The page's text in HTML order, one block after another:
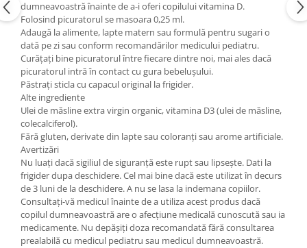
dumneavoastră înainte de a-i oferi copilului vitamina D.
Folosind picuratorul se masoara 0,25 ml.
Adaugă la alimente, lapte matern sau formulă pentru sugari o
dată pe zi sau conform recomandărilor medicului pediatru.
Curățați bine picuratorul între fiecare dintre noi, mai ales dacă
picuratorul intră în contact cu gura bebelușului.
Păstrați sticla cu capacul original la frigider.
Alte ingrediente
Ulei de măsline extra virgin organic, vitamina D3 (ulei de măsline,
colecalciferol).
Fără gluten, derivate din lapte sau coloranți sau arome artificiale.
Avertizări
Nu luați dacă sigiliul de siguranță este rupt sau lipsește. Dati la
frigider dupa deschidere. Cel mai bine dacă este utilizat în decurs
de 3 luni de la deschidere. A nu se lasa la indemana copiilor.
Consultați-vă medicul înainte de a utiliza acest produs dacă
copilul dumneavoastră are o afecțiune medicală cunoscută sau ia
medicamente. Nu depășiți doza recomandată fără consultarea
prealabilă cu medicul pediatru sau medicul dumneavoastră.